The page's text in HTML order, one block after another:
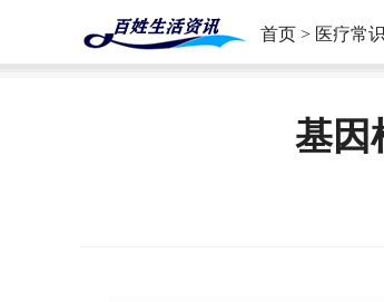
首页 > 医疗常识
基因